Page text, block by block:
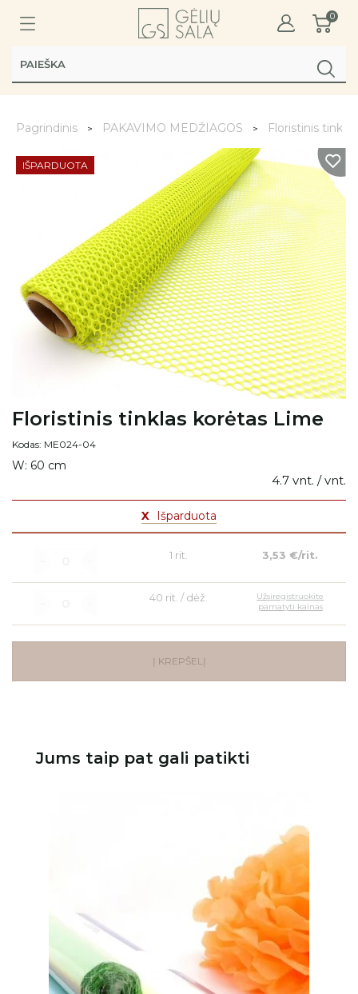
0
Pagrindinis PAKAVIMO MEDŽIAGOS Floristinis tinklas
IŠPARDUOTA
Floristinis tinklas korėtas Lime
Kodas: ME024-04
W: 60 cm
4.7 vnt. / vnt.
X Išparduota
1 rit. 3,53 €/rit.
40 rit. / dėž.
Užsiregistruokite
pamatyti kainas
Į KREPŠELĮ
Jums taip pat gali patikti